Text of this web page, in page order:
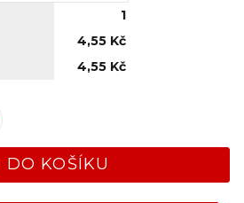
1
4,55 Kč
4,55 Kč
DO KOŠÍKU